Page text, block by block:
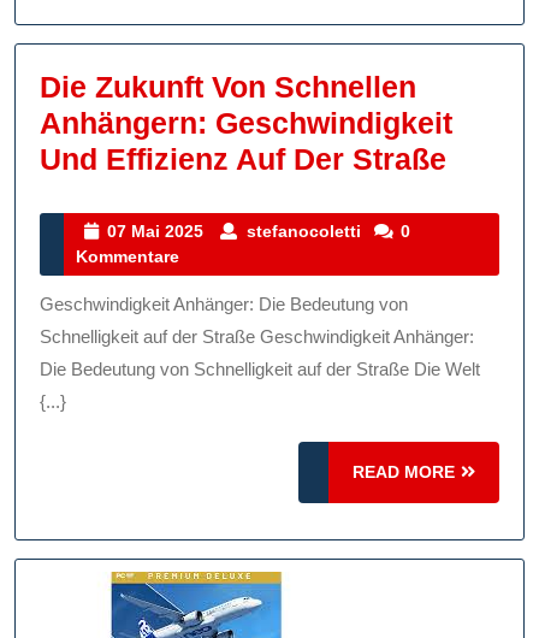
Die Zukunft Von Schnellen
Anhängern: Geschwindigkeit
Und Effizienz Auf Der Straße
Und
Auf
Der
07 Mai 2025
07
2025
stefanocoletti stefanocoletti
0
Kommentare
Geschwindigkeit Anhänger: Die Bedeutung von
Schnelligkeit auf der Straße Geschwindigkeit Anhänger:
Die Bedeutung von Schnelligkeit auf der Straße Die Welt
{...}
READ MORE
READ
MORE